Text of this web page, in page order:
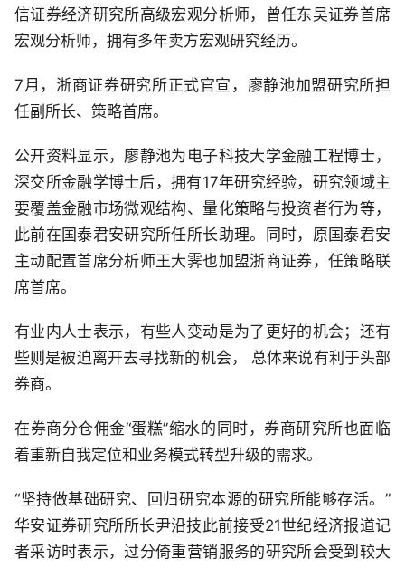
信证券经济研究所高级宏观分析师，曾任东吴证券首席
宏观分析师，拥有多年卖方宏观研究经历。
7月，浙商证券研究所正式官宣，廖静池加盟研究所担
任副所长、策略首席。
公开资料显示，廖静池为电子科技大学金融工程博士，
深交所金融学博士后，拥有17年研究经验，研究领域主
要覆盖金融市场微观结构、量化策略与投资者行为等，
此前在国泰君安研究所任所长助理。同时，原国泰君安
主动配置首席分析师王大霁也加盟浙商证券，任策略联
席首席。
有业内人士表示，有些人变动是为了更好的机会；还有
些则是被迫离开去寻找新的机会， 总体来说有利于头部
券商。
在券商分仓佣金“蛋糕”缩水的同时，券商研究所也面临
着重新自我定位和业务模式转型升级的需求。
“坚持做基础研究、回归研究本源的研究所能够存活。”
华安证券研究所所长尹沿技此前接受21世纪经济报道记
者采访时表示，过分倚重营销服务的研究所会受到较大